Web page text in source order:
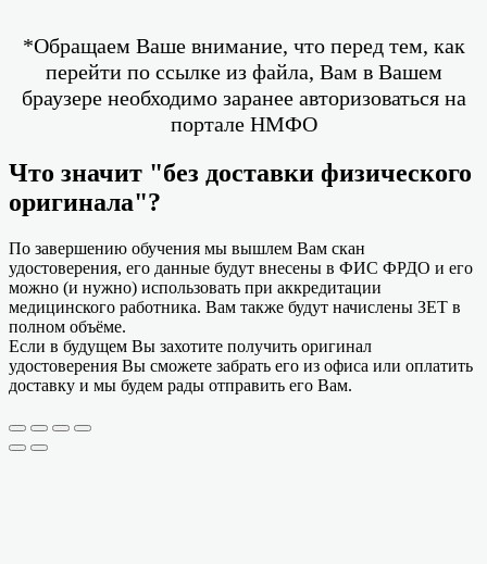
*Обращаем Ваше внимание, что перед тем, как
перейти по ссылке из файла, Вам в Вашем
браузере необходимо заранее авторизоваться на
портале НМФО
Что значит "без доставки физического
оригинала"?
По завершению обучения мы вышлем Вам скан
удостоверения, его данные будут внесены в ФИС ФРДО и его
можно (и нужно) использовать при аккредитации
медицинского работника. Вам также будут начислены ЗЕТ в
полном объёме.
Если в будущем Вы захотите получить оригинал
удостоверения Вы сможете забрать его из офиса или оплатить
доставку и мы будем рады отправить его Вам.